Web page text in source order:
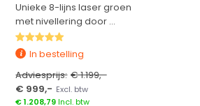
Unieke 8-lijns laser groen
met nivellering door ...
In bestelling
Adviesprijs: € 1.199,-
€ 999,- Excl. btw
€ 1.208,79Incl. btw